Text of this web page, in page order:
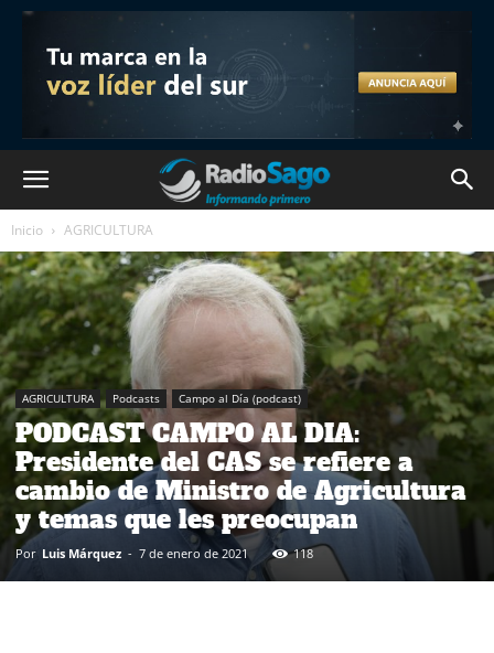
Inicio AGRICULTURA
AGRICULTURA Podcasts Campo al Día (podcast)
PODCAST CAMPO AL DIA:
Presidente del CAS se refiere a
cambio de Ministro de Agricultura
y temas que les preocupan
Por Luis Márquez - 7 de enero de 2021 118